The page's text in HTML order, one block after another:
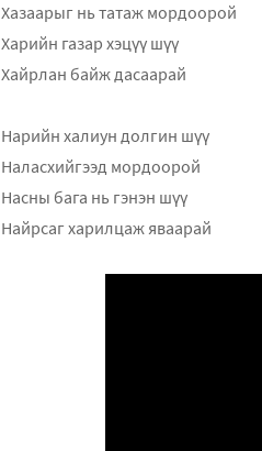
Хазаарыг нь татаж мордоорой
Харийн газар хэцүү шүү
Хайрлан байж дасаарай
Нарийн халиун долгин шүү
Наласхийгээд мордоорой
Насны бага нь гэнэн шүү
Найрсаг харилцаж яваарай